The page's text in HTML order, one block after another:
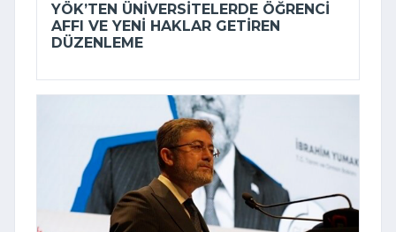
YÖK’TEN ÜNIVERSITELERDE ÖĞRENCI
AFFI VE YENI HAKLAR GETIREN
DÜZENLEME